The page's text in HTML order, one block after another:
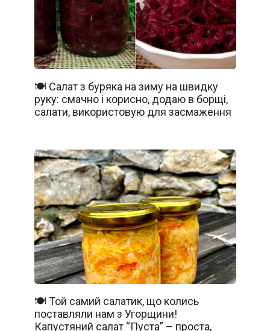
🍽️ Салат з буряка на зиму на швидку
руку: смачно і корисно, додаю в борщі,
салати, використовую для засмаження
🍽️ Той самий салатик, що колись
поставляли нам з Угорщини!
Капустяний салат “Пуста” – проста,